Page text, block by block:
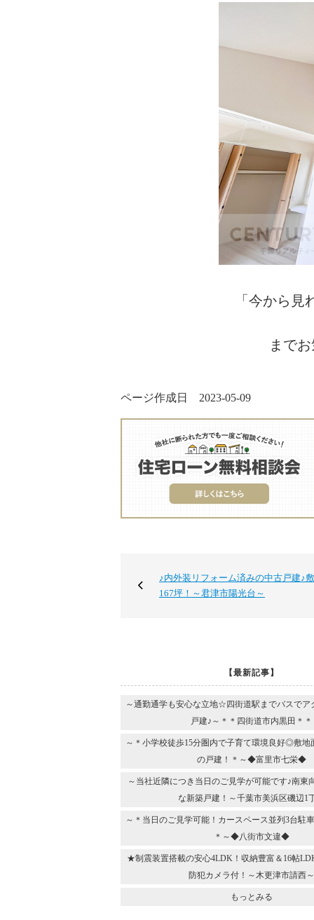
「今から見
まで
ページ作成日 2023-05-09
♪内外装リフォーム済みの中古戸建♪
167坪！～君津市陽光台～
【最新記事】
～通勤通学も安心な立地☆四街道駅までバスでア
戸建♪～＊＊四街道市内黒田＊＊
～＊小学校徒歩15分圏内で子育て環境良好◎敷地
の戸建！＊～◆富里市七栄◆
～当社近隣につき当日のご見学が可能です♪南東
な新築戸建！～千葉市美浜区磯辺1
～＊当日のご見学可能！カースペース並列3台駐
＊～◆八街市文違◆
★制震装置搭載の安心4LDK！収納豊富＆16帖
防犯カメラ付！～木更津市請西
もっとみる